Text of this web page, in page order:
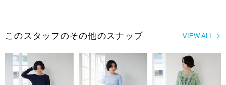
VIEW ALL
このスタッフのその他のスナップ